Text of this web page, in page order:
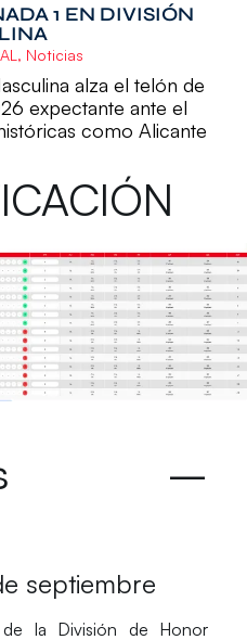
1 EN DIVISIÓN
, Noticias
alza el telón de
expectante ante el
como Alicante
–
septiembre
de la División de Honor